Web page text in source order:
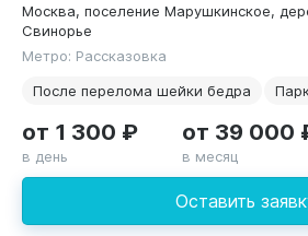
Москва, поселение Марушкинское,
Свинорье
Метро: Рассказовка
После перелома шейки бедра
Оставить
от 1 300 ₽
в день
от 39 000
в месяц